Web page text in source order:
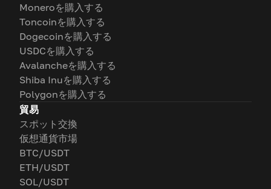
Moneroを購入する
Toncoinを購入する
Dogecoinを購入する
USDCを購入する
Avalancheを購入する
Shiba Inuを購入する
Polygonを購入する
貿易
スポット交換
仮想通貨市場
BTC/USDT
ETH/USDT
SOL/USDT